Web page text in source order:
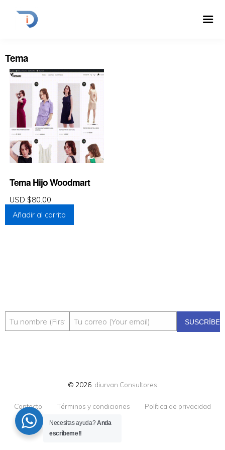
Tema
Tema Hijo Woodmart
USD $80.00
Añadir al carrito
© 2026 diurvan Consultores
Contacto Términos y condiciones Política de privacidad
Necesitas ayuda?Anda
escríbeme!!